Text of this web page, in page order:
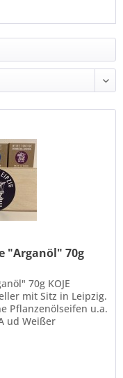
"Arganöl" 70g
70g KOJE
mit Sitz in Leipzig.
Pflanzenölseifen u.a.
ud Weißer